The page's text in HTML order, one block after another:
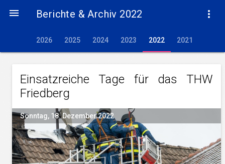
 Berichte & Archiv 2022 
2026 2025 2024 2023 2022 2021
Einsatzreiche Tage für das THW
Friedberg
Sonntag, 18. Dezember 2022